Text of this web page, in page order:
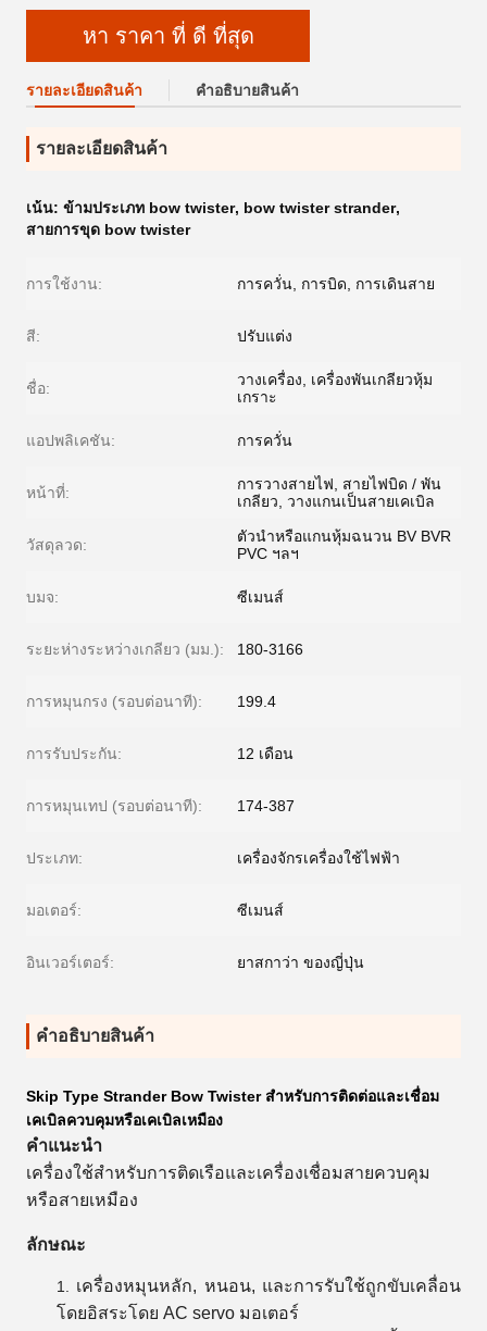
หา ราคา ที่ ดี ที่สุด
รายละเอียดสินค้า คําอธิบายสินค้า
รายละเอียดสินค้า
เน้น: ข้ามประเภท bow twister, bow twister strander,
สายการขุด bow twister
การใช้งาน: การควั่น, การบิด, การเดินสาย
สี: ปรับแต่ง
ชื่อ:
วางเครื่อง, เครื่องพันเกลียวหุ้ม
เกราะ
แอปพลิเคชัน: การควั่น
หน้าที่:
การวางสายไฟ, สายไฟบิด / พัน
เกลียว, วางแกนเป็นสายเคเบิล
วัสดุลวด:
ตัวนำหรือแกนหุ้มฉนวน BV BVR
PVC ฯลฯ
บมจ: ซีเมนส์
ระยะห่างระหว่างเกลียว (มม.): 180-3166
การหมุนกรง (รอบต่อนาที): 199.4
การรับประกัน: 12 เดือน
การหมุนเทป (รอบต่อนาที): 174-387
ประเภท: เครื่องจักรเครื่องใช้ไฟฟ้า
มอเตอร์: ซีเมนส์
อินเวอร์เตอร์: ยาสกาว่า ของญี่ปุ่น
คําอธิบายสินค้า
Skip Type Strander Bow Twister สําหรับการติดต่อและเชื่อม
เคเบิลควบคุมหรือเคเบิลเหมือง
คําแนะนํา
เครื่องใช้สําหรับการติดเรือและเครื่องเชื่อมสายควบคุม
หรือสายเหมือง
ลักษณะ
เครื่องหมุนหลัก, หนอน, และการรับใช้ถูกขับเคลื่อน
โดยอิสระโดย AC servo มอเตอร์